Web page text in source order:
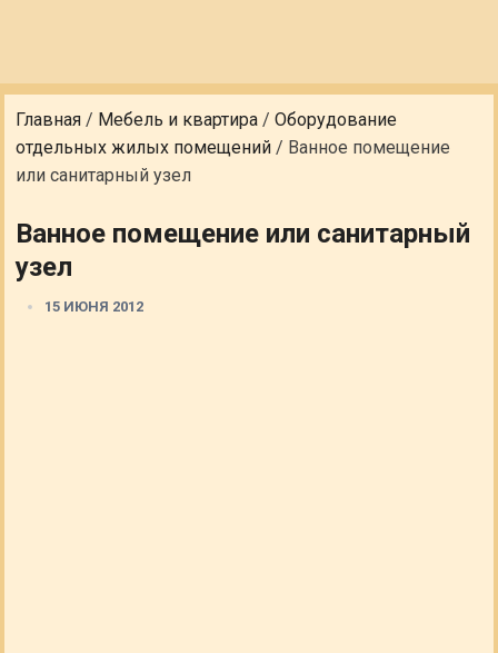
Главная / Мебель и квартира /Оборудование
отдельных жилых помещений / Ванное помещение
или санитарный узел
Ванное помещение или санитарный
узел
15 ИЮНЯ 2012